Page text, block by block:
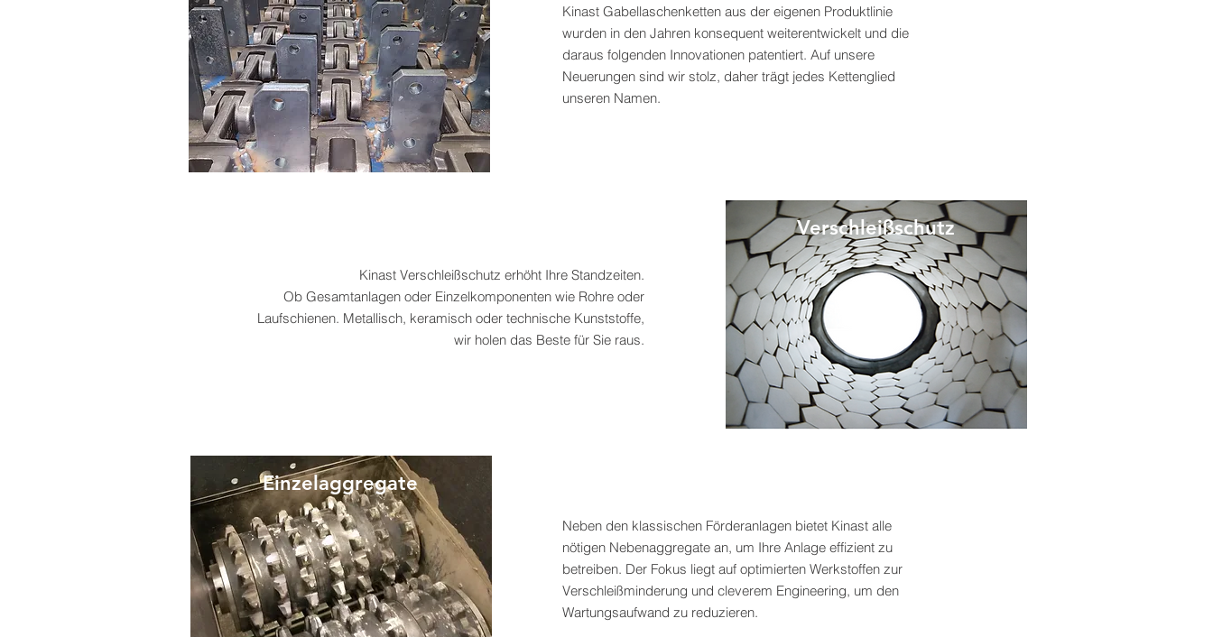
Kinast Gabellaschenketten aus der eigenen Produktlinie
wurden in den Jahren konsequent weiterentwickelt und die
daraus folgenden Innovationen patentiert. Auf unsere
Neuerungen sind wir stolz, daher trägt jedes Kettenglied
unseren Namen.
Kinast Verschleißschutz erhöht Ihre Standzeiten.
Ob Gesamtanlagen oder Einzelkomponenten wie Rohre oder
Laufschienen. Metallisch, keramisch oder technische Kunststoffe,
wir holen das Beste für Sie raus.
Verschleißschutz
Einzelaggregate
Neben den klassischen Förderanlagen bietet Kinast alle
nötigen Nebenaggregate an, um Ihre Anlage effizient zu
betreiben. Der Fokus liegt auf optimierten Werkstoffen zur
Verschleißminderung und cleverem Engineering, um den
Wartungsaufwand zu reduzieren.